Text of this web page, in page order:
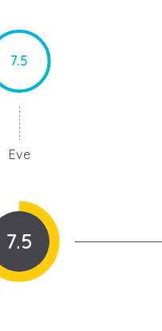
7.5
Eve
7.5